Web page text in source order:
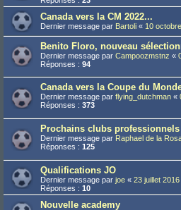
Canada vers la CM 2022...
Dernier message par Bartoli « 10
Benito Floro, nouveau
Dernier message par Campoozmstnz «
Réponses : 94
Canada vers la Coupe du
Dernier message par flying_dutchman «
Réponses : 373
Prochains clubs
Dernier message par Raphael de la
Réponses : 125
Qualifications JO
Dernier message par joe « 23 juillet 2016
Réponses : 10
Nouvelle academy